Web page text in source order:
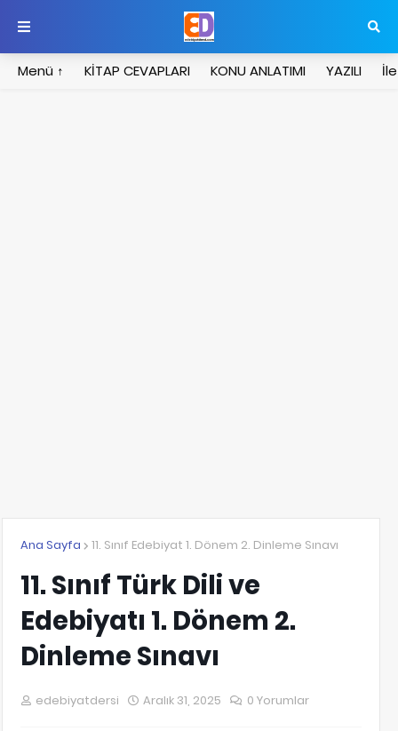
Menü ↑ KİTAP CEVAPLARI KONU ANLATIMI YAZILI
Ana Sayfa 11. Sınıf Edebiyat 1. Dönem 2. Dinleme Sınavı
11. Sınıf Türk Dili ve
Edebiyatı 1. Dönem 2.
Dinleme Sınavı
edebiyatdersi Aralık 31, 2025 0 Yorumlar